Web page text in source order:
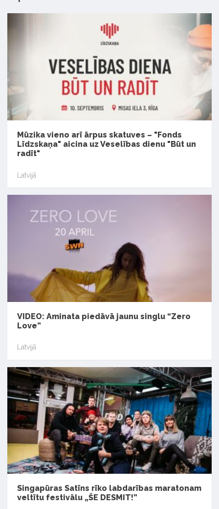
Mūzika vieno arī ārpus skatuves – "Fonds
Līdzskaņa" aicina uz Veselības dienu "Būt un
radīt"
Latvijā
VIDEO: Aminata piedāvā jaunu singlu “Zero
Love”
Latvijā
Singapūras Satīns rīko labdarības maratonam
veltītu festivālu „ŠE DESMIT!”